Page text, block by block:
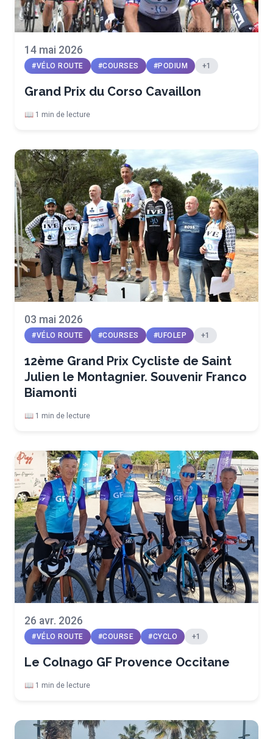
14 mai 2026
#VÉLO ROUTE #COURSES #PODIUM +1
Grand Prix du Corso Cavaillon
📖 1 min de lecture
03 mai 2026
#VÉLO ROUTE #COURSES #UFOLEP +1
12ème Grand Prix Cycliste de Saint
Julien le Montagnier. Souvenir Franco
Biamonti
📖 1 min de lecture
26 avr. 2026
#VÉLO ROUTE #COURSE #CYCLO +1
Le Colnago GF Provence Occitane
📖 1 min de lecture